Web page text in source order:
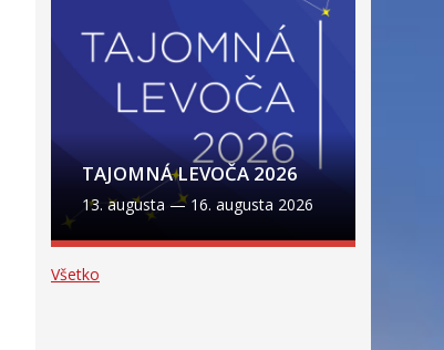
TAJOMNÁ LEVOČA 2026
13. augusta — 16. augusta 2026
Všetko